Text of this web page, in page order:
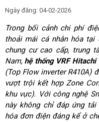
Ngày đăng: 04-02-2026
Trong bối cảnh chi phí
thoải mái cá nhân hóa tại
chung cư cao cấp, trung
Nam,hệ thống VRF Hitachi
(Top Flow inverter R410A)
vượt trội kết hợp Zone
khu vực). Với công nghệ
này không chỉ đáp ứng
hóa đơn điện đáng kể ở